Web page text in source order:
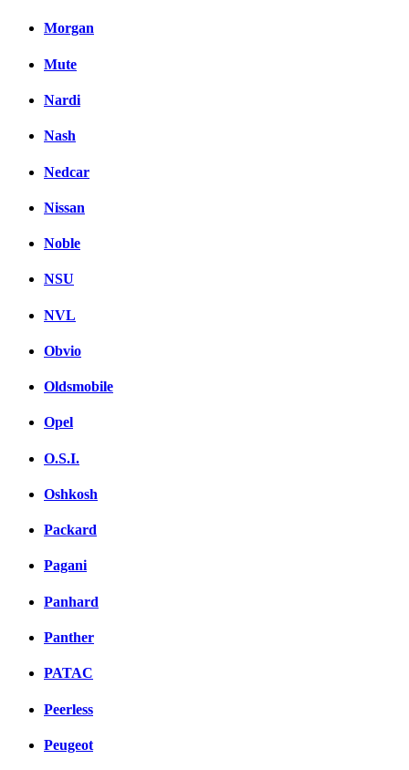
Morgan
Mute
Nardi
Nash
Nedcar
Nissan
Noble
NSU
NVL
Obvio
Oldsmobile
Opel
O.S.I.
Oshkosh
Packard
Pagani
Panhard
Panther
PATAC
Peerless
Peugeot